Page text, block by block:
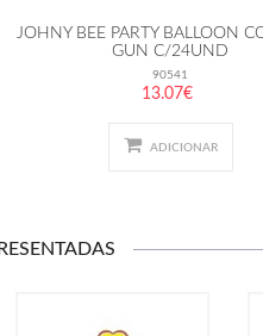
JOHNY BEE PARTY BALLOON
GUN C/24UND
90541
13.07€
ADICIONAR